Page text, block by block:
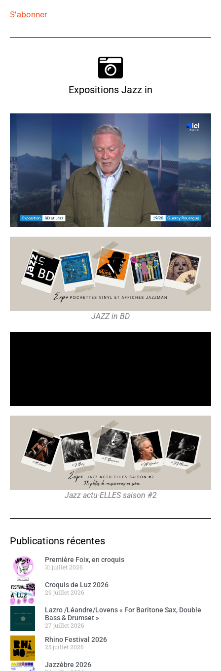
S'abonner
Expositions Jazz in
JAZZ in BD
Jazz actu·ELLES saison #2
Publications récentes
Première Foix, en croquis
31 juillet 2026
Croquis de Luz 2026
29 juillet 2026
Lazro /Léandre/Lovens « For Baritone Sax, Double
Bass & Drumset »
27 juillet 2026
Rhino Festival 2026
25 juillet 2026
Jazzèbre 2026